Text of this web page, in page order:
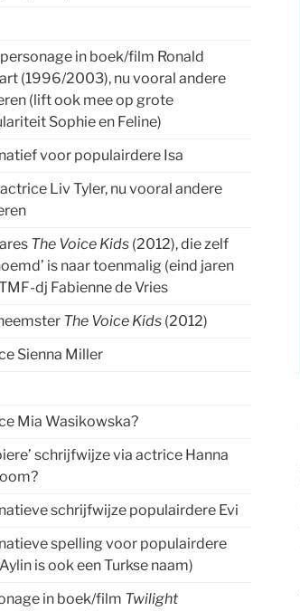
in boek/film Ronald
(1996/2003), nu vooral andere
(lift ook mee op grote
Sophie en Feline)
voor populairdere Isa
Liv Tyler, nu vooral andere
The Voice Kids (2012), die zelf
is naar toenmalig (eind jaren
dj Fabienne de Vries
The Voice Kids (2012)
Sienna Miller
Mia Wasikowska?
schrijfwijze via actrice Hanna
schrijfwijze populairdere Evi
spelling voor populairdere
is ook een Turkse naam)
in boek/film Twilight